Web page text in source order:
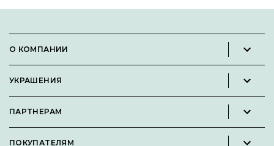
О КОМПАНИИ
Вакансии
УКРАШЕНИЯ
Кольца
ПАРТНЕРАМ
ПОКУПАТЕЛЯМ